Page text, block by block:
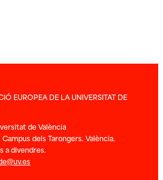
EUROPEA DE LA UNIVERSITAT DE
de València
dels Tarongers. València.
a divendres.